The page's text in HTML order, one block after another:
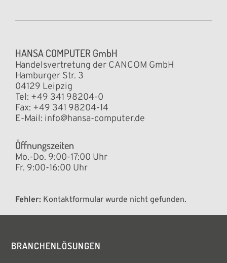
HANSA COMPUTER GmbH
Handelsvertretung der CANCOM GmbH
Hamburger Str. 3
04129 Leipzig
Tel: +49 341 98204-0
Fax: +49 341 98204-14
E-Mail: info@hansa-computer.de
Öffnungszeiten
Mo.-Do. 9:00-17:00 Uhr
Fr. 9:00-16:00 Uhr
Fehler: Kontaktformular wurde nicht gefunden.
BRANCHENLÖSUNGEN